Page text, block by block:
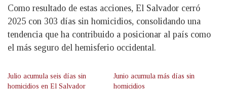
Como resultado de estas acciones, El Salvador cerró
2025 con 303 días sin homicidios, consolidando una
tendencia que ha contribuido a posicionar al país como
el más seguro del hemisferio occidental.
Julio acumula seis días sin
homicidios en El Salvador
Junio acumula más días sin
homicidios